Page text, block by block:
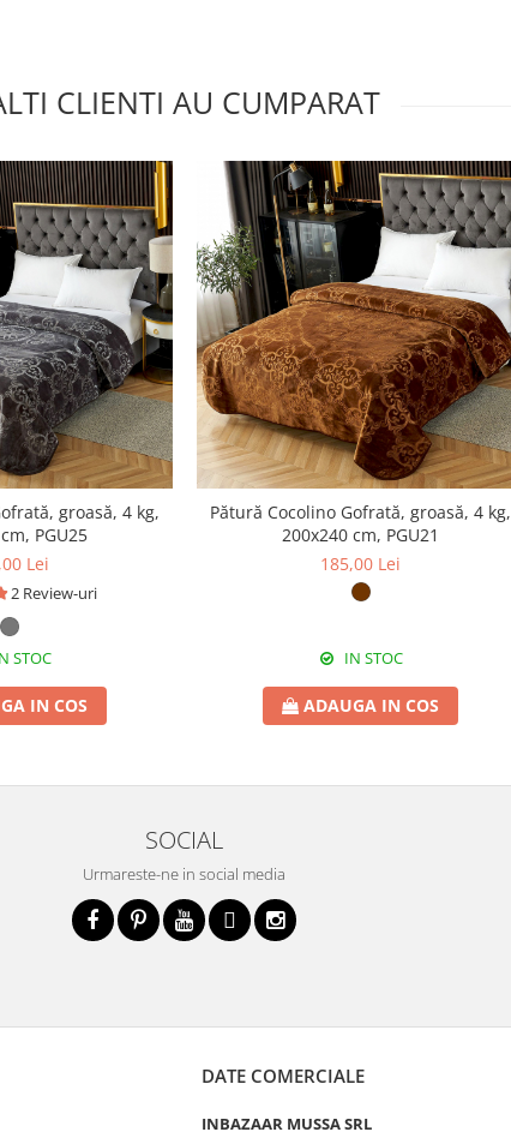
CLIENTI AU CUMPARAT
groasă, 4 kg,
PGU25
Lei
2 Review-uri
STOC
IN COS
Pătură Cocolino Gofrată, groasă, 4 kg,
200x240 cm, PGU21
185,00 Lei
IN STOC
ADAUGA IN COS
SOCIAL
Urmareste-ne in social media
DATE COMERCIALE
INBAZAAR MUSSA SRL